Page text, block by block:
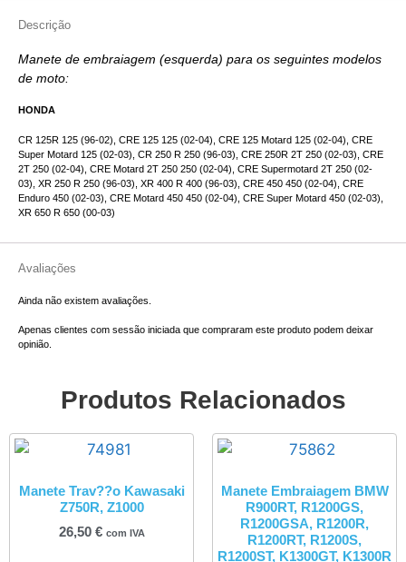
Descrição
Manete de embraiagem (esquerda) para os seguintes modelos
de moto:
HONDA
CR 125R 125 (96-02), CRE 125 125 (02-04), CRE 125 Motard 125 (02-04), CRE
Super Motard 125 (02-03), CR 250 R 250 (96-03), CRE 250R 2T 250 (02-03), CRE
2T 250 (02-04), CRE Motard 2T 250 250 (02-04), CRE Supermotard 2T 250 (02-
03), XR 250 R 250 (96-03), XR 400 R 400 (96-03), CRE 450 450 (02-04), CRE
Enduro 450 (02-03), CRE Motard 450 450 (02-04), CRE Super Motard 450 (02-03),
XR 650 R 650 (00-03)
Avaliações
Ainda não existem avaliações.
Apenas clientes com sessão iniciada que compraram este produto podem deixar
opinião.
Produtos Relacionados
Manete Trav??o Kawasaki
Z750R, Z1000
26,50 € com IVA
Manete Embraiagem BMW
R900RT, R1200GS,
R1200GSA, R1200R,
R1200RT, R1200S,
R1200ST, K1300GT, K1300R